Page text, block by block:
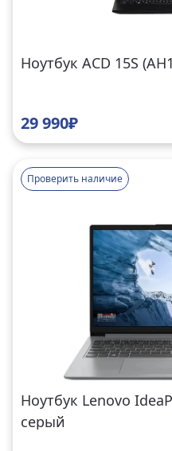
Ноутбук ACD 15S
29 990₽
Проверить наличие
Ноутбук Lenovo
серый